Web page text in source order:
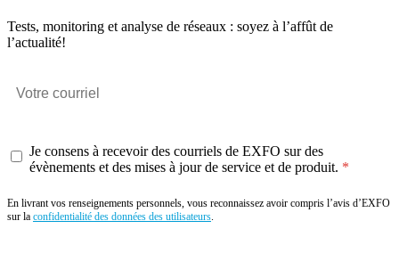
Tests, monitoring et analyse de réseaux : soyez à l’affût de
l’actualité!
Je consens à recevoir des courriels de EXFO sur des
évènements et des mises à jour de service et de produit.
En livrant vos renseignements personnels, vous reconnaissez avoir compris l’avis d’EXFO
sur la confidentialité des données des utilisateurs.